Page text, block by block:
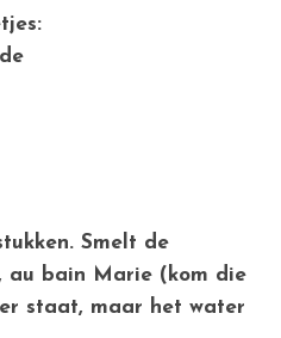
Smelt de
au bain Marie (kom die
staat, maar het water